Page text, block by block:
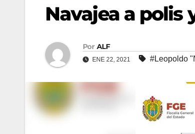
Navajea a polis
Por ALF
ENE 22, 2021 #Leopoldo